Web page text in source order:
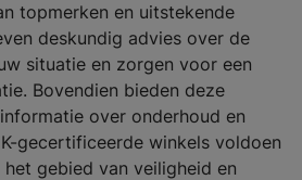
topmerken en uitstekende
deskundig advies over de
situatie en zorgen voor een
Bovendien bieden deze
over onderhoud en
gecertificeerde winkels voldoen
gebied van veiligheid en